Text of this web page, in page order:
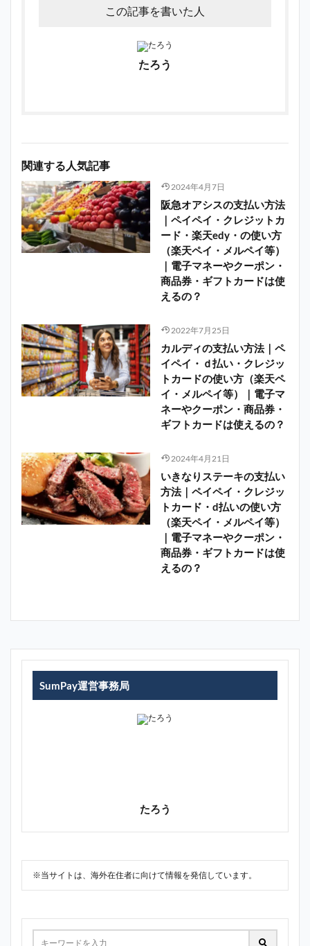
この記事を書いた人
たろう
関連する人気記事
2024年4月7日
阪急オアシスの支払い方法
｜ペイペイ・クレジットカ
ード・楽天edy・の使い方
（楽天ペイ・メルペイ等）
｜電子マネーやクーポン・
商品券・ギフトカードは使
えるの？
2022年7月25日
カルディの支払い方法｜ペ
イペイ・ｄ払い・クレジッ
トカードの使い方（楽天ペ
イ・メルペイ等）｜電子マ
ネーやクーポン・商品券・
ギフトカードは使えるの？
2024年4月21日
いきなりステーキの支払い
方法｜ペイペイ・クレジッ
トカード・d払いの使い方
（楽天ペイ・メルペイ等）
｜電子マネーやクーポン・
商品券・ギフトカードは使
えるの？
SumPay運営事務局
たろう
※当サイトは、海外在住者に向けて情報を発信しています。